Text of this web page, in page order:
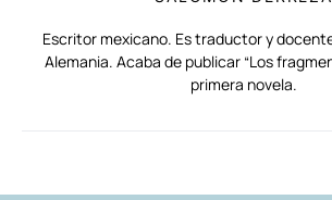
Escritor mexicano. Es traductor y
Alemania. Acaba de publicar “Los
primera novela.